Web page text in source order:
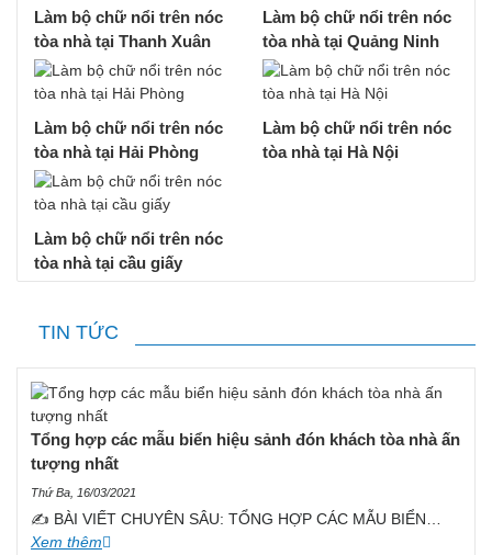
Làm bộ chữ nổi trên nóc
tòa nhà tại Thanh Xuân
Làm bộ chữ nổi trên nóc
tòa nhà tại Quảng Ninh
Làm bộ chữ nổi trên nóc
tòa nhà tại Hải Phòng
Làm bộ chữ nổi trên nóc
tòa nhà tại Hà Nội
Làm bộ chữ nổi trên nóc
tòa nhà tại cầu giấy
TIN TỨC
Tổng hợp các mẫu biển hiệu sảnh đón khách tòa nhà ấn
tượng nhất
Thứ Ba, 16/03/2021
✍️ BÀI VIẾT CHUYÊN SÂU: TỔNG HỢP CÁC MẪU BIỂN…
Xem thêm